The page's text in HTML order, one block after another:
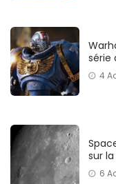
série
4
sur
6